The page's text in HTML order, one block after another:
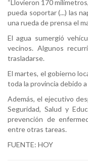
“Llovieron 170
pueda soportar (...) las
una rueda de prensa el
El agua sumergió
vecinos. Algunos
trasladarse.
El martes, el gobierno
toda la provincia debido
Además, el ejecutivo
Seguridad, Salud y
prevención de
entre otras tareas.
FUENTE: HOY